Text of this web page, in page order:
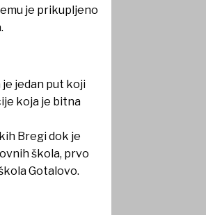
je prikupljeno
je jedan put koji
koja je bitna
Bregi dok je
škola, prvo
Gotalovo.